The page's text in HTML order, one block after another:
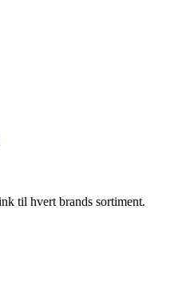
til hvert brands sortiment.